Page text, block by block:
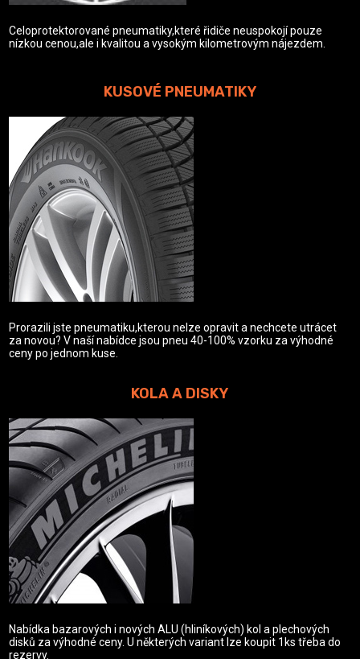
Celoprotektorované pneumatiky,které řidiče neuspokojí pouze
nízkou cenou,ale i kvalitou a vysokým kilometrovým nájezdem.
KUSOVÉ PNEUMATIKY
Prorazili jste pneumatiku,kterou nelze opravit a nechcete utrácet
za novou? V naší nabídce jsou pneu 40-100% vzorku za výhodné
ceny po jednom kuse.
KOLA A DISKY
Nabídka bazarových i nových ALU (hliníkových) kol a plechových
disků za výhodné ceny. U některých variant lze koupit 1ks třeba do
rezervy.